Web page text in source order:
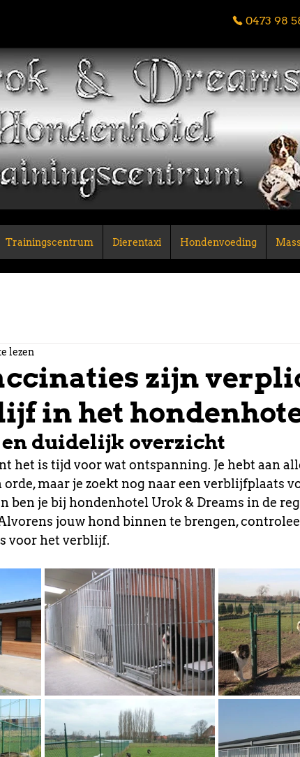
0473 98
Trainingscentrum Dierentaxi Hondenvoeding
zijn
in het
lezen
duidelijk overzicht
het is tijd voor wat ontspanning. Je hebt aan
maar je zoekt nog naar een verblijfplaats
ben je bij hondenhotel Urok & Dreams in de
jouw hond binnen te brengen,
voor het verblijf.